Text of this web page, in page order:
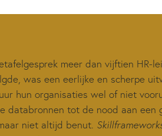
meer dan vijftien HR-
was een eerlijke en scherpe
hun organisaties wel of niet
databronnen tot de nood aan een
niet altijd benut.